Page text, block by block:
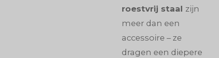
roestvrij staal zijn
meer dan een
accessoire – ze
dragen een diepere